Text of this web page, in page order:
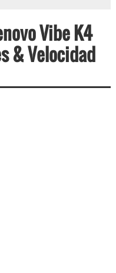
Vibe K4
& Velocidad